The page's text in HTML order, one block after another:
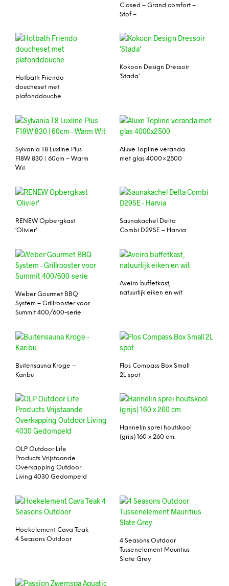
Closed – Grand comfort –
Stof –
Hotbath Friendo
doucheset met
plafonddouche
Kokoon Design Dressoir
‘Stada’
Sylvania T8 Luxline Plus
F18W 830 | 60cm – Warm
Wit
Aluxe Topline veranda
met glas 4000×2500
RENEW Opbergkast
‘Olivier’
Saunakachel Delta
Combi D29SE – Harvia
Weber Gourmet BBQ
System – Grillrooster voor
Summit 400/600-serie
Aveiro buffetkast,
natuurlijk eiken en wit
Buitensauna Kroge –
Karibu
Flos Compass Box Small
2L spot
OLP Outdoor Life
Products Vrijstaande
Overkapping Outdoor
Living 4030 Gedompeld
Hannelin sprei houtskool
(grijs) 160 x 260 cm.
Hoekelement Cava Teak
4 Seasons Outdoor
4 Seasons Outdoor
Tussenelement Mauritius
Slate Grey